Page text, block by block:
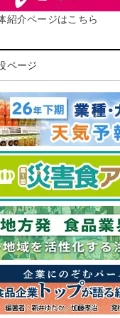
紹介ページはこちら
ページ